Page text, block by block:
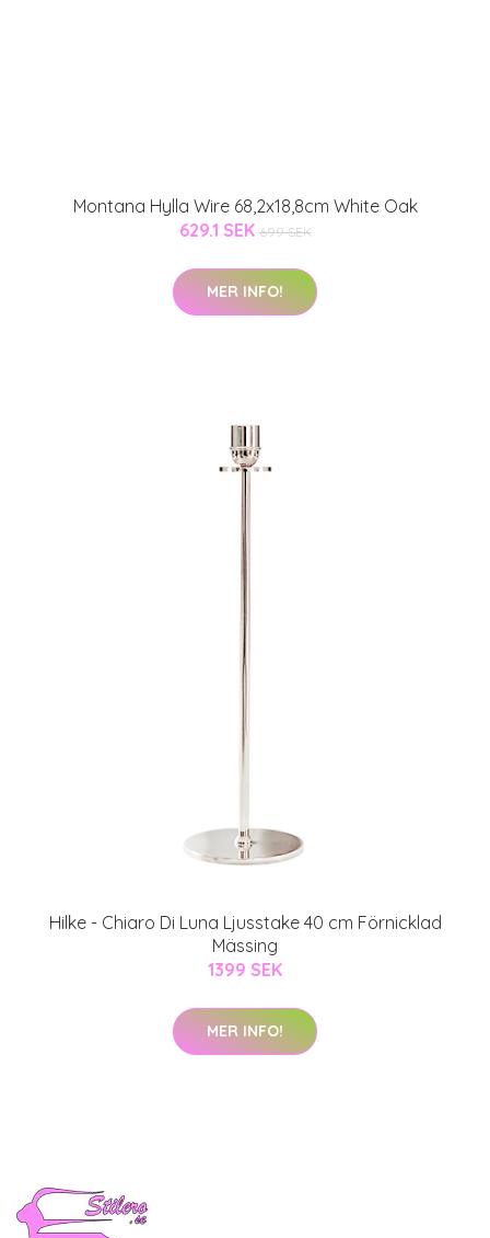
Montana Hylla Wire 68,2x18,8cm White Oak
629.1 SEK 699 SEK
MER INFO!
Hilke - Chiaro Di Luna Ljusstake 40 cm Förnicklad
Mässing
1399 SEK
MER INFO!